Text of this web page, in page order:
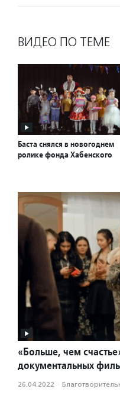
ВИДЕО ПО ТЕМЕ
Баста снялся в новогоднем
ролике фонда Хабенского
«Больше, чем
документальных
26.04.2022 ·